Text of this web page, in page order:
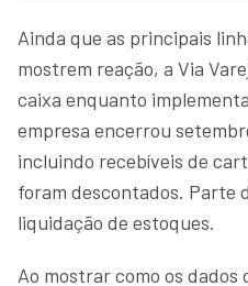
Ainda que as principais
mostrem reação, a Via
caixa enquanto
empresa encerrou
incluindo recebíveis de
foram descontados. Parte
liquidação de estoques.
Ao mostrar como os dados